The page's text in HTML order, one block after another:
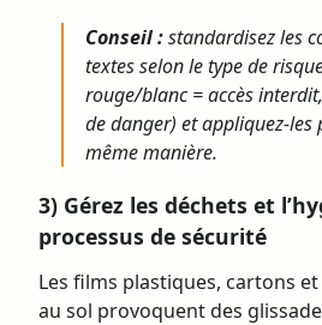
Conseil :standardisez les
textes selon le type de
rouge/blanc = accès
de danger) et appliquez-les
même manière.
3) Gérez les déchets et
processus de sécurité
Les films plastiques, cartons
au sol provoquent des